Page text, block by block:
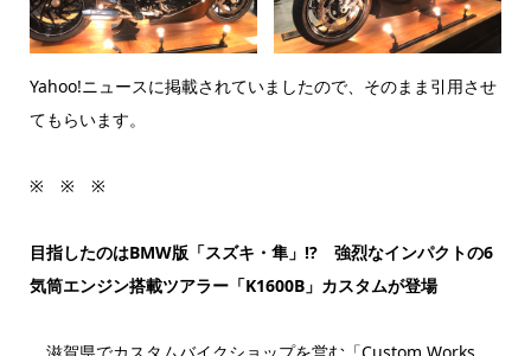
Yahoo!ニュースに掲載されていましたので、そのまま引用させ
てもらいます。
※ ※ ※
目指したのはBMW版「スズキ・隼」!? 強烈なインパクトの6
気筒エンジン搭載ツアラー「K1600B」カスタムが登場